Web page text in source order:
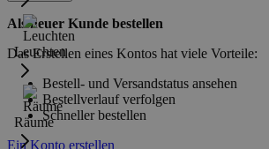
Leuchten
Räume
Als neuer Kunde bestellen
Das Erstellen eines Kontos hat viele Vorteile:
Bestell- und Versandstatus ansehen
Bestellverlauf verfolgen
Schneller bestellen
Ein Konto erstellen